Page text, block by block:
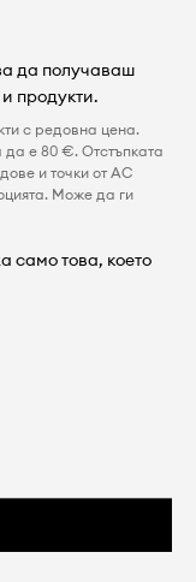
да получаваш
продукти.
с редовна цена.
да е 80 €. Отстъпката
и точки от AC
Може да ги
само това, което